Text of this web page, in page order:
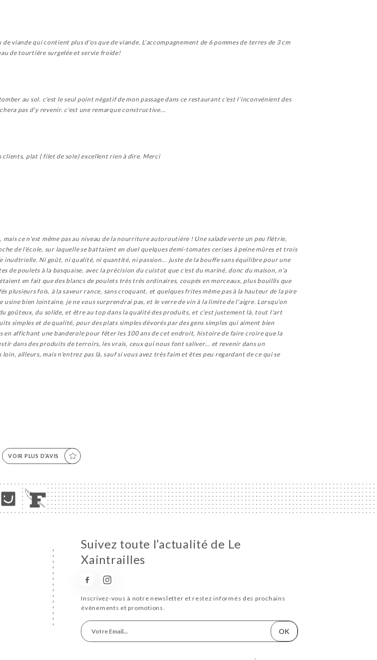
viande qui contient plus d'os que de viande. L'accompagnement de 6 pommes de terres de 3 cm
de tourtière surgelée et servie froide!
au sol. c'est le seul point négatif de mon passage dans ce restaurant c'est l'inconvénient des
pas d'y revenir. c'est une remarque constructive...
clients, plat ( filet de sole) excellent rien à dire. Merci
ce n'est même pas au niveau de la nourriture autoroutière ! Une salade verte un peu flétrie,
de l'école, sur laquelle se battaient en duel quelques demi-tomates cerises à peine mûres et trois
Ni goût, ni qualité, ni quantité, ni passion... juste de la bouffe sans équilibre pour une
poulets à la basquaise, avec la précision du cuistot que c'est du mariné, donc du maison, n'a
en fait que des blancs de poulets très très ordinaires, coupés en morceaux, plus bouillis que
plusieurs fois, à la saveur rance, sans croquant, et quelques frites même pas à la hauteur de la pire
usine bien lointaine, je ne vous surprendrai pas, et le verre de vin à la limite de l'aigre. Lorsqu'on
goûteux, du solide, et être au top dans la qualité des produits, et c'est justement là, tout l'art
simples et de qualité, pour des plats simples dévorés par des gens simples qui aiment bien
en affichant une banderole pour fêter les 100 ans de cet endroit, histoire de faire croire que la
dans des produits de terroirs, les vrais, ceux qui nous font saliver... et revenir dans un
ailleurs, mais n'entrez pas là, sauf si vous avez très faim et êtes peu regardant de ce qui se
VOIR PLUS D’AVIS
Suivez toute l’actualité de Le
Xaintrailles
Inscrivez-vous à notre newsletter et restez informés des prochains
évènements et promotions.
OK